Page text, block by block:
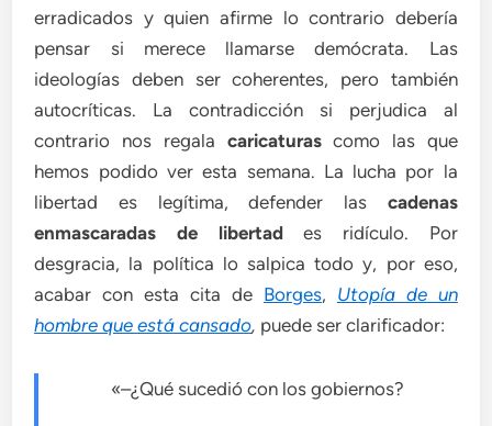
erradicados y quien afirme lo contrario debería
pensar si merece llamarse demócrata. Las
ideologías deben ser coherentes, pero también
autocríticas. La contradicción si perjudica al
contrario nos regala caricaturascomo las que
hemos podido ver esta semana. La lucha por la
libertad es legítima, defender las cadenas
enmascaradas de libertades ridículo. Por
desgracia, la política lo salpica todo y, por eso,
acabar con esta cita de Borges, Utopía de un
hombre que está cansado, puede ser clarificador:
«–¿Qué sucedió con los gobiernos?